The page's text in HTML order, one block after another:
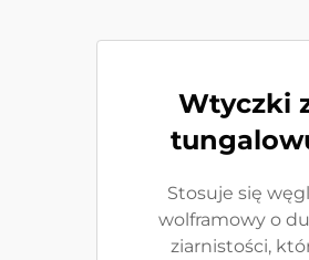
Wtyczki
Stosuje się
wolframowy o
ziarnistości,